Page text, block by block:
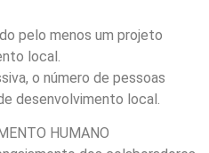
pelo menos um projeto
local.
o número de pessoas
desenvolvimento local.
HUMANO